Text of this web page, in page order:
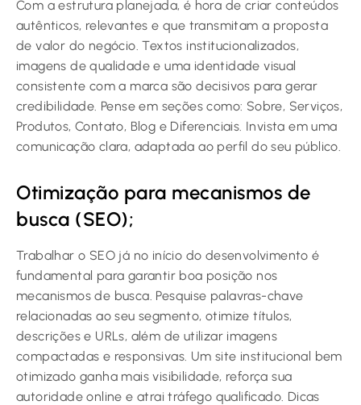
Com a estrutura planejada, é hora de criar conteúdos
autênticos, relevantes e que transmitam a proposta
de valor do negócio. Textos institucionalizados,
imagens de qualidade e uma identidade visual
consistente com a marca são decisivos para gerar
credibilidade. Pense em seções como: Sobre, Serviços,
Produtos, Contato, Blog e Diferenciais. Invista em uma
comunicação clara, adaptada ao perfil do seu público.
Otimização para mecanismos de
busca (SEO);
Trabalhar o SEO já no início do desenvolvimento é
fundamental para garantir boa posição nos
mecanismos de busca. Pesquise palavras-chave
relacionadas ao seu segmento, otimize títulos,
descrições e URLs, além de utilizar imagens
compactadas e responsivas. Um site institucional bem
otimizado ganha mais visibilidade, reforça sua
autoridade online e atrai tráfego qualificado. Dicas